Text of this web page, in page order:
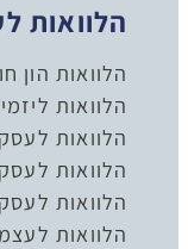
הלוואות
הלוואות הון
הלוואות
הלוואות
הלוואות
הלוואות
הלוואות